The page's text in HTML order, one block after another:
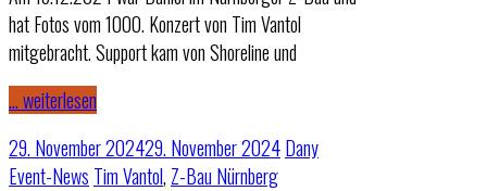
hat Fotos vom 1000. Konzert von Tim Vantol
mitgebracht. Support kam von Shoreline und
… weiterlesen
29. November 202429. November 2024Dany
Event-News Tim Vantol, Z-Bau Nürnberg